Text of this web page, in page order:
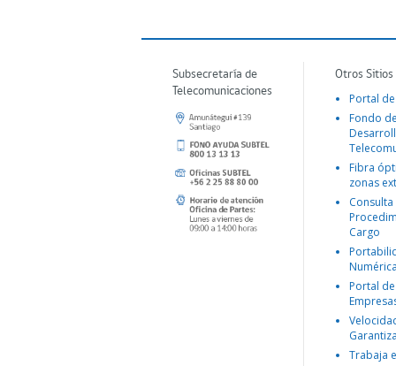
Subsecretaría de
Telecomunicaciones
Otros
Portal
Fondo
Fibra
zonas
Consulta
Cargo
Portal
Trabaja